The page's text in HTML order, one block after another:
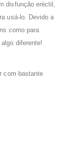
disfunção eréctil,
usá-lo. Devido a
como para
diferente!
com bastante